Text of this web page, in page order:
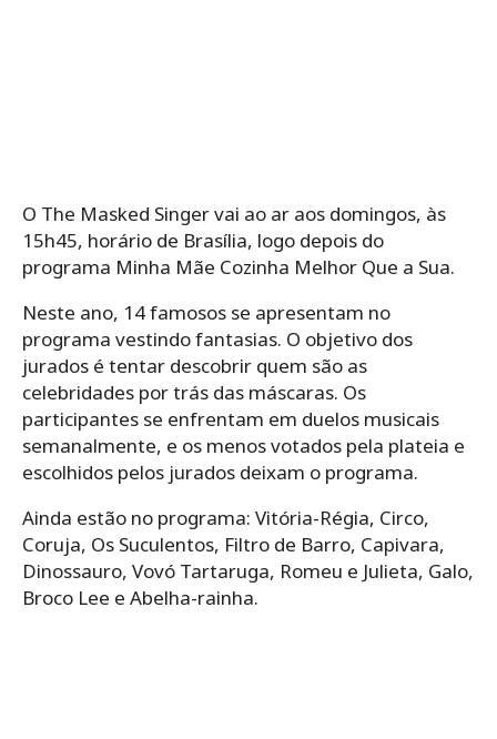
O The Masked Singer vai ao ar aos domingos, às
15h45, horário de Brasília, logo depois do
programa Minha Mãe Cozinha Melhor Que a Sua.
Neste ano, 14 famosos se apresentam no
programa vestindo fantasias. O objetivo dos
jurados é tentar descobrir quem são as
celebridades por trás das máscaras. Os
participantes se enfrentam em duelos musicais
semanalmente, e os menos votados pela plateia e
escolhidos pelos jurados deixam o programa.
Ainda estão no programa: Vitória-Régia, Circo,
Coruja, Os Suculentos, Filtro de Barro, Capivara,
Dinossauro, Vovó Tartaruga, Romeu e Julieta, Galo,
Broco Lee e Abelha-rainha.